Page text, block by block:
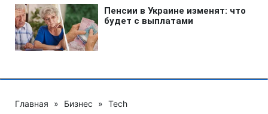
Главная » Бизнес » Tech